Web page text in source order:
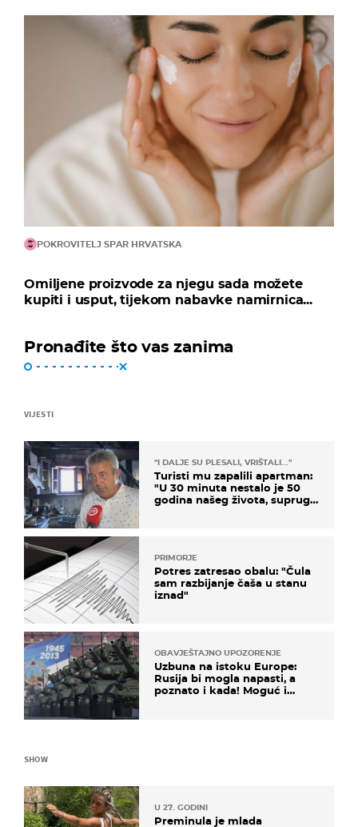
POKROVITELJ SPAR HRVATSKA
Omiljene proizvode za njegu sada možete
kupiti i usput, tijekom nabavke namirnica...
Pronađite što vas zanima
VIJESTI
"I DALJE SU PLESALI, VRIŠTALI..."
Turisti mu zapalili apartman:
"U 30 minuta nestalo je 50
godina našeg života, supruga
PRIMORJE
Potres zatresao obalu: "Čula
sam razbijanje čaša u stanu
iznad"
OBAVJEŠTAJNO UPOZORENJE
Uzbuna na istoku Europe:
Rusija bi mogla napasti, a
poznato i kada! Moguć i
SHOW
U 27. GODINI
Preminula je mlada